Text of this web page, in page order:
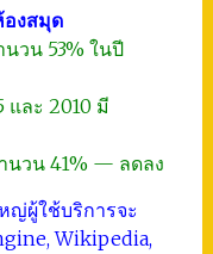
งสมุด
นวน 53% ในปี
ละ 2010 มี
นวน 41% — ลดลง
ญ่ผู้ใช้บริการจะ
Wikipedia,